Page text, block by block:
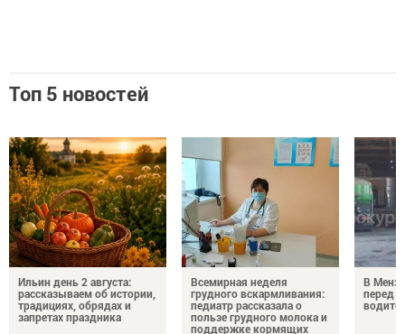
Топ 5 новостей
Ильин день 2 августа:
рассказываем об истории,
традициях, обрядах и
запретах праздника
Всемирная неделя
грудного вскармливания:
педиатр рассказала о
пользе грудного молока и
поддержке кормящих
В
перед